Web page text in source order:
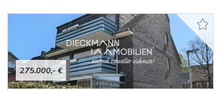
275.000,- €